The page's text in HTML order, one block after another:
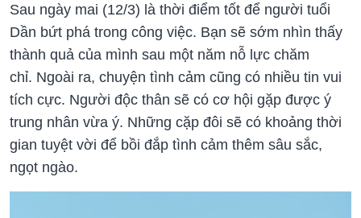
Sau ngày mai (12/3) là thời điểm tốt để người tuổi
Dần bứt phá trong công việc. Bạn sẽ sớm nhìn thấy
thành quả của mình sau một năm nỗ lực chăm
chỉ. Ngoài ra, chuyện tình cảm cũng có nhiều tin vui
tích cực. Người độc thân sẽ có cơ hội gặp được ý
trung nhân vừa ý. Những cặp đôi sẽ có khoảng thời
gian tuyệt vời để bồi đắp tình cảm thêm sâu sắc,
ngọt ngào.